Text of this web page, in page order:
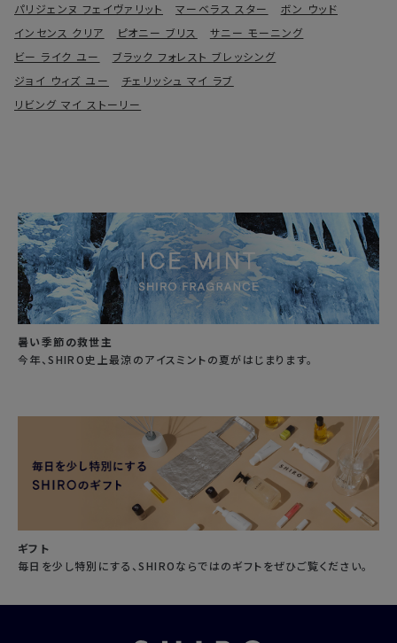
パリジェンヌ フェイヴァリット
マーベラス スター
ボン ウッド
インセンス クリア
ピオニー ブリス
サニー モーニング
ビー ライク ユー
ブラック フォレスト ブレッシング
ジョイ ウィズ ユー
チェリッシュ マイ ラブ
リビング マイ ストーリー
暑い季節の救世主
今年、SHIRO史上最涼のアイスミントの夏がはじまります。
ギフト
毎日を少し特別にする、SHIROならではのギフトをぜひご覧ください。